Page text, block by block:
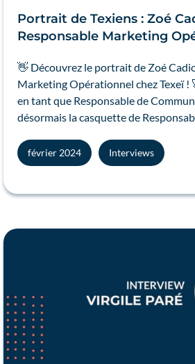
Portrait de Texiens : Zoé
Responsable Marketing
👋 Découvrez le portrait de Zoé
Marketing Opérationnel chez Texeï !
en tant que Responsable de
désormais la casquette de
février 2024 Interviews